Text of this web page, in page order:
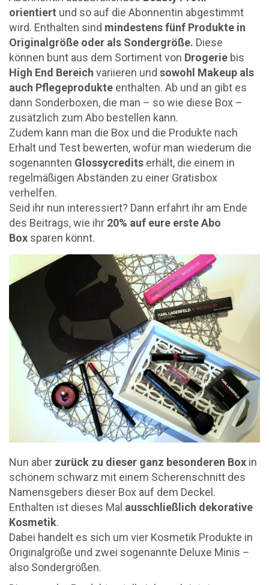
orientiert und so auf die Abonnentin abgestimmt
wird. Enthalten sind mindestens fünf Produkte in
Originalgröße oder als Sondergröße. Diese
können bunt aus dem Sortiment von Drogerie bis
High End Bereich variieren und sowohl Makeup als
auch Pflegeprodukte enthalten. Ab und an gibt es
dann Sonderboxen, die man – so wie diese Box –
zusätzlich zum Abo bestellen kann.
Zudem kann man die Box und die Produkte nach
Erhalt und Test bewerten, wofür man wiederum die
sogenannten Glossycredits erhält, die einem in
regelmäßigen Abständen zu einer Gratisbox
verhelfen.
Seid ihr nun interessiert? Dann erfahrt ihr am Ende
des Beitrags, wie ihr 20% auf eure erste Abo
Box sparen könnt.
Nun aber zurück zu dieser ganz besonderen Box in
schönem schwarz mit einem Scherenschnitt des
Namensgebers dieser Box auf dem Deckel.
Enthalten ist dieses Mal ausschließlich dekorative
Kosmetik.
Dabei handelt es sich um vier Kosmetik Produkte in
Originalgröße und zwei sogenannte Deluxe Minis –
also Sondergrößen.